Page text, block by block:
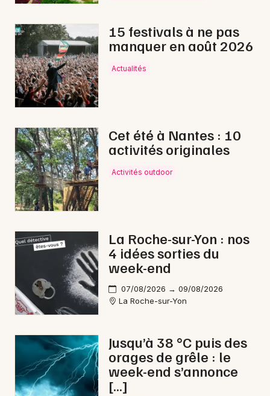
Newsletter des sorties
Artistes en tournée
Actus à La Roche-sur-Yon
Magazine à La Roche-sur-Yon
85 - Vendée
Choisir mes départements
Mon email
Je m'abonne
15 festivals à ne pas
manquer en août 2026
Actualités
Cet été à Nantes : 10
activités originales
Activités outdoor
La Roche-sur-Yon : nos
4 idées sorties du
week-end
07/08/2026 → 09/08/2026
La Roche-sur-Yon
Jusqu’à 38 °C puis des
orages de grêle : le
week-end s’annonce
[…]